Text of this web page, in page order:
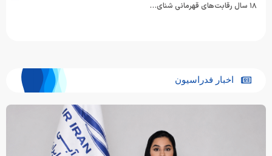
۱۸ سال رقابت‌های قهرمانی شنای…
اخبار فدراسیون